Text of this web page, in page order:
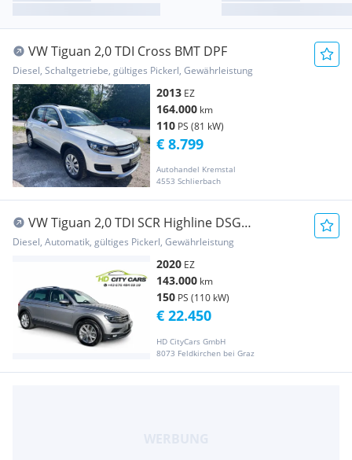
VW Tiguan 2,0 TDI Cross BMT DPF
Diesel, Schaltgetriebe, gültiges Pickerl, Gewährleistung
2013 EZ
164.000 km
110 PS (81 kW)
Autohandel Kremstal
4553 Schlierbach
€ 8.799
VW Tiguan 2,0 TDI SCR Highline DSG
/VIRTUELLE TACH...
Diesel, Automatik, gültiges Pickerl, Gewährleistung
2020 EZ
143.000 km
150 PS (110 kW)
HD CityCars GmbH
8073 Feldkirchen bei Graz
€ 22.450